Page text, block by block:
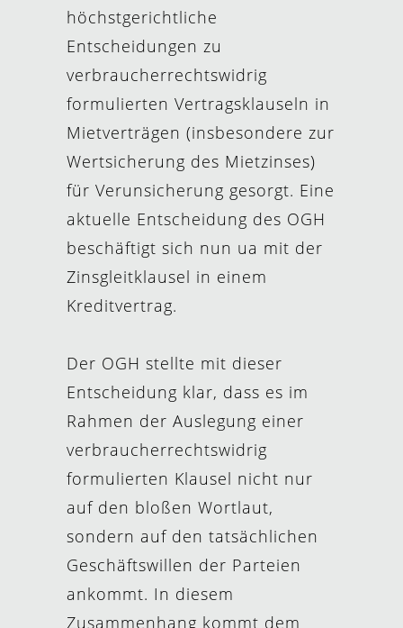
höchstgerichtliche
Entscheidungen zu
verbraucherrechtswidrig
formulierten Vertragsklauseln in
Mietverträgen (insbesondere zur
Wertsicherung des Mietzinses)
für Verunsicherung gesorgt. Eine
aktuelle Entscheidung des OGH
beschäftigt sich nun ua mit der
Zinsgleitklausel in einem
Kreditvertrag.
Der OGH stellte mit dieser
Entscheidung klar, dass es im
Rahmen der Auslegung einer
verbraucherrechtswidrig
formulierten Klausel nicht nur
auf den bloßen Wortlaut,
sondern auf den tatsächlichen
Geschäftswillen der Parteien
ankommt. In diesem
Zusammenhang kommt dem